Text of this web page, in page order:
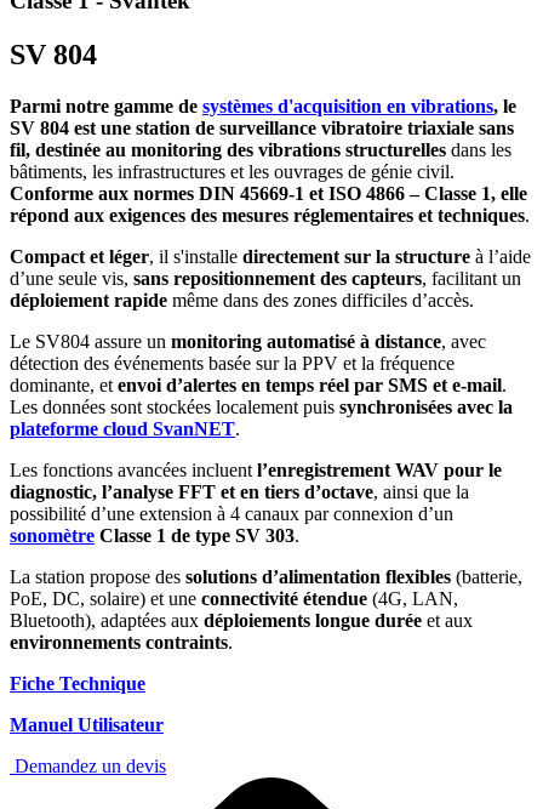
SV 804
Parmi notre gamme de systèmes d'acquisition en vibrations, le
SV 804 est une station de surveillance vibratoire triaxiale sans
fil, destinée au monitoring des vibrations structurelles dans les
bâtiments, les infrastructures et les ouvrages de génie civil.
Conforme aux normes DIN 45669-1 et ISO 4866 – Classe 1, elle
répond aux exigences des mesures réglementaires et techniques.
Compact et léger, il s'installe directement sur la structure à l’aide
d’une seule vis, sans repositionnement des capteurs, facilitant un
déploiement rapide même dans des zones difficiles d’accès.
Le SV804 assure un monitoring automatisé à distance, avec
détection des événements basée sur la PPV et la fréquence
dominante, et envoi d’alertes en temps réel par SMS et e-mail.
Les données sont stockées localement puis synchronisées avec la
plateforme cloud SvanNET.
Les fonctions avancées incluent l’enregistrement WAV pour le
diagnostic, l’analyse FFT et en tiers d’octave, ainsi que la
possibilité d’une extension à 4 canaux par connexion d’un
sonomètre Classe 1 de type SV 303.
La station propose des solutions d’alimentation flexibles (batterie,
PoE, DC, solaire) et une connectivité étendue (4G, LAN,
Bluetooth), adaptées aux déploiements longue durée et aux
environnements contraints.
Fiche Technique
Manuel Utilisateur
Demandez un devis